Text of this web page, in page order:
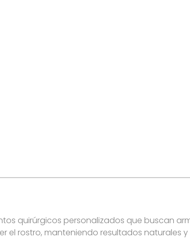
quirúrgicos personalizados que buscan
el rostro, manteniendo resultados naturales